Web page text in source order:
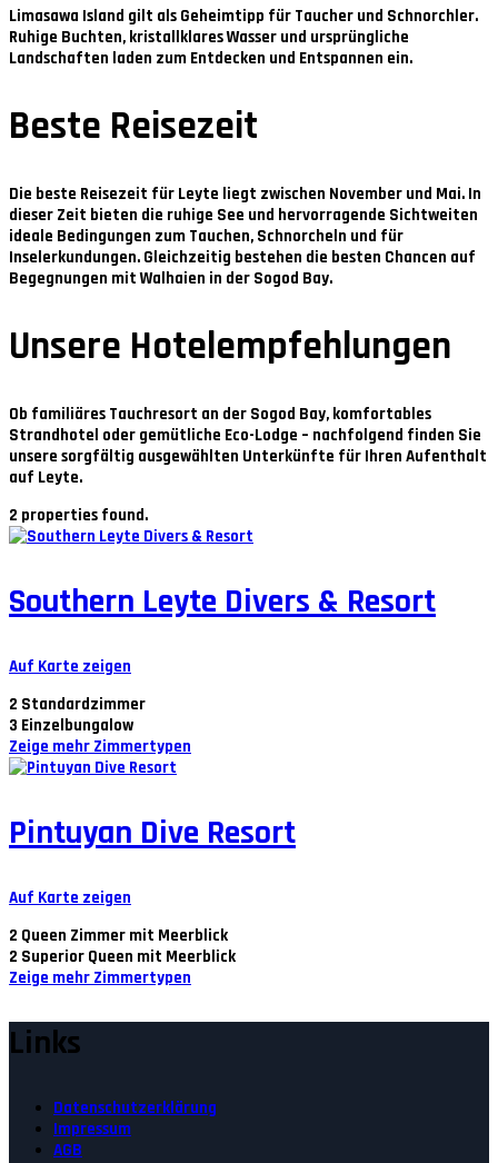
Limasawa Island gilt als Geheimtipp für Taucher und Schnorchler.
Ruhige Buchten, kristallklares Wasser und ursprüngliche
Landschaften laden zum Entdecken und Entspannen ein.
Beste Reisezeit
Die beste Reisezeit für Leyte liegt zwischen November und Mai. In
dieser Zeit bieten die ruhige See und hervorragende Sichtweiten
ideale Bedingungen zum Tauchen, Schnorcheln und für
Inselerkundungen. Gleichzeitig bestehen die besten Chancen auf
Begegnungen mit Walhaien in der Sogod Bay.
Unsere Hotelempfehlungen
Ob familiäres Tauchresort an der Sogod Bay, komfortables
Strandhotel oder gemütliche Eco-Lodge – nachfolgend finden Sie
unsere sorgfältig ausgewählten Unterkünfte für Ihren Aufenthalt
auf Leyte.
2 properties found.
Southern Leyte Divers & Resort
Auf Karte zeigen
2 Standardzimmer
3 Einzelbungalow
Zeige mehr Zimmertypen
Pintuyan Dive Resort
Auf Karte zeigen
2 Queen Zimmer mit Meerblick
2 Superior Queen mit Meerblick
Zeige mehr Zimmertypen
Links
Datenschutzerklärung
Impressum
AGB